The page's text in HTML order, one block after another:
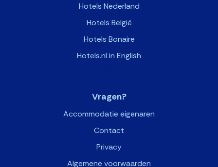
Hotels Nederland
Hotels België
Hotels Bonaire
Hotels.nl in English
>
Vragen?
Accommodatie eigenaren
Contact
Privacy
Algemene voorwaarden